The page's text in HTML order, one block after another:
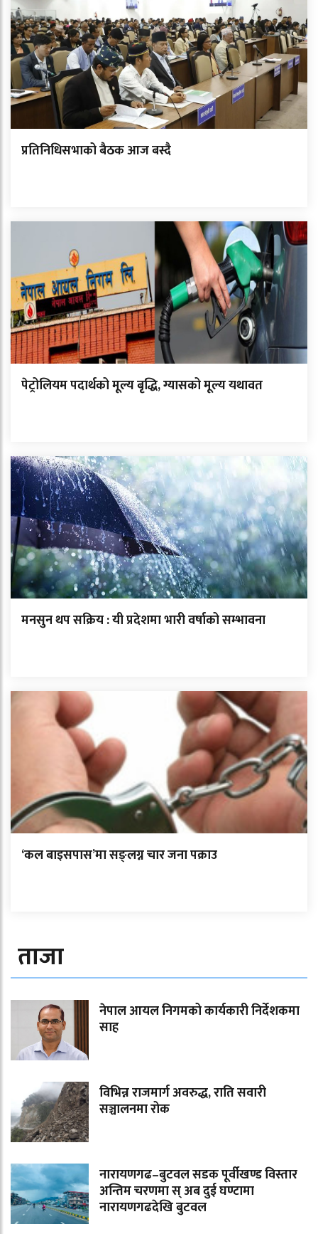
प्रतिनिधिसभाको बैठक आज बस्दै
पेट्रोलियम पदार्थको मूल्य बृद्धि, ग्यासको मूल्य यथावत
मनसुन थप सक्रिय : यी प्रदेशमा भारी वर्षाको सम्भावना
‘कल बाइसपास’मा सङ्लग्न चार जना पक्राउ
ताजा
नेपाल आयल निगमको कार्यकारी निर्देशकमा
साह
विभिन्न राजमार्ग अवरुद्ध, राति सवारी
सञ्चालनमा रोक
नारायणगढ–बुटवल सडक पूर्वीखण्ड विस्तार
अन्तिम चरणमा स् अब दुई घण्टामा
नारायणगढदेखि बुटवल